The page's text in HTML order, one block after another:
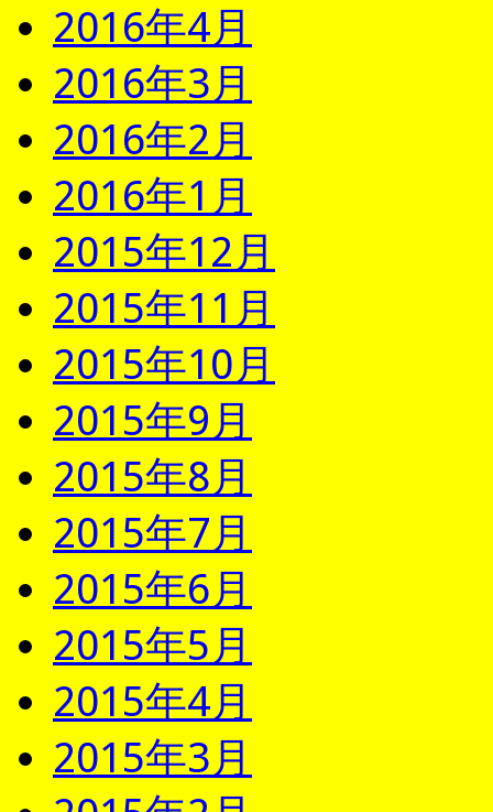
2016年4月
2016年3月
2016年2月
2016年1月
2015年12月
2015年11月
2015年10月
2015年9月
2015年8月
2015年7月
2015年6月
2015年5月
2015年4月
2015年3月